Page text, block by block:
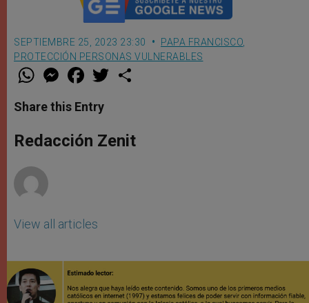
SEPTIEMBRE 25, 2023 23:30 PAPA FRANCISCO
PROTECCIÓN PERSONAS VULNERABLES
W
t
s
p
p
M
e
s
e
g
e
F
a
e
b
o
k
w
r
Share this Entry
Redacción Zenit
View all articles